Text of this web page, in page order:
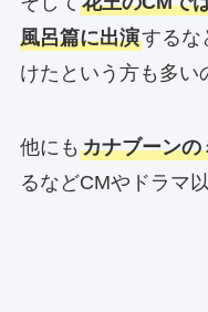
風呂篇に出演するな
けたという方も多い
他にも カナブーンの
るなどCMやドラマ